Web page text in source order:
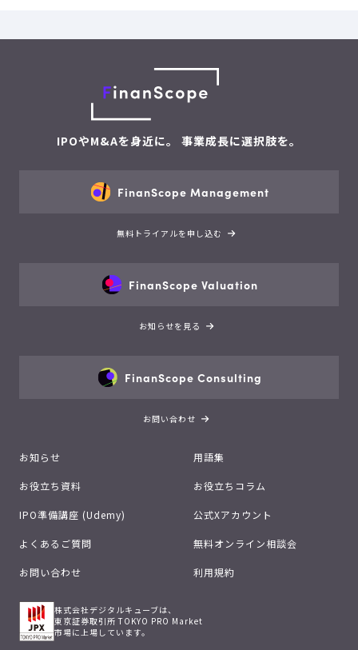
IPOやM&Aを身近に。 事業成長に選択肢を。
FinanScope Management
無料トライアルを申し込む
FinanScope Valuation
お知らせを見る
FinanScope Consulting
お問い合わせ
お知らせ 用語集
お役立ち資料 お役立ちコラム
IPO準備講座 (Udemy) 公式Xアカウント
よくあるご質問 無料オンライン相談会
お問い合わせ 利用規約
株式会社デジタルキューブは、
東京証券取引所 TOKYO PRO Market
市場に上場しています。